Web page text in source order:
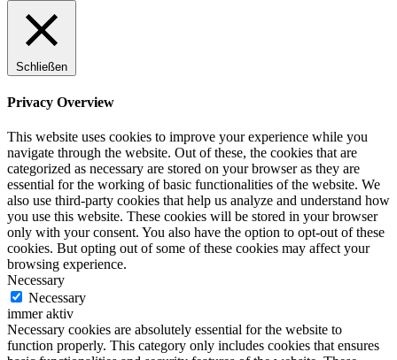
Schließen
Privacy Overview
This website uses cookies to improve your experience while you
navigate through the website. Out of these, the cookies that are
categorized as necessary are stored on your browser as they are
essential for the working of basic functionalities of the website. We
also use third-party cookies that help us analyze and understand how
you use this website. These cookies will be stored in your browser
only with your consent. You also have the option to opt-out of these
cookies. But opting out of some of these cookies may affect your
browsing experience.
Necessary
Necessary
immer aktiv
Necessary cookies are absolutely essential for the website to
function properly. This category only includes cookies that ensures